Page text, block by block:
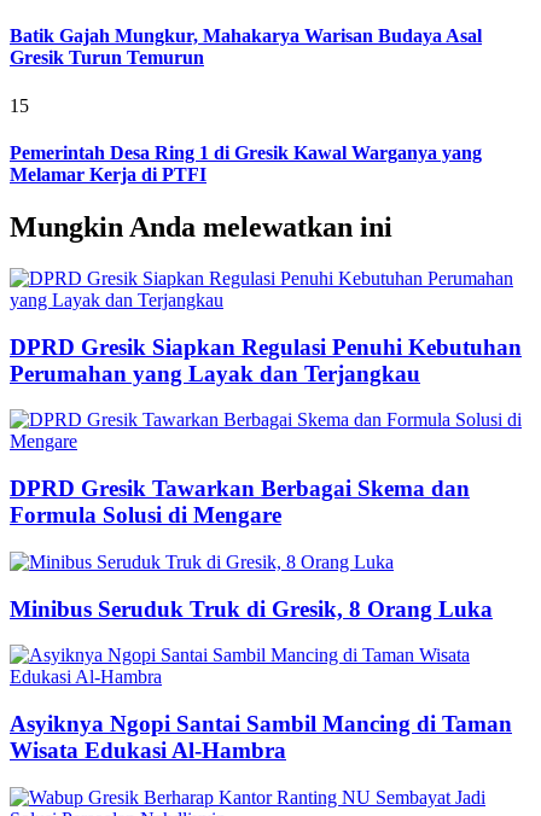
Batik Gajah Mungkur, Mahakarya Warisan Budaya Asal
Gresik Turun Temurun
15
Pemerintah Desa Ring 1 di Gresik Kawal Warganya yang
Melamar Kerja di PTFI
Mungkin Anda melewatkan ini
DPRD Gresik Siapkan Regulasi Penuhi Kebutuhan
Perumahan yang Layak dan Terjangkau
DPRD Gresik Tawarkan Berbagai Skema dan
Formula Solusi di Mengare
Minibus Seruduk Truk di Gresik, 8 Orang Luka
Asyiknya Ngopi Santai Sambil Mancing di Taman
Wisata Edukasi Al-Hambra